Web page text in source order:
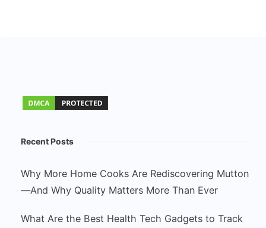
Recent Posts
Why More Home Cooks Are Rediscovering Mutton
—And Why Quality Matters More Than Ever
What Are the Best Health Tech Gadgets to Track